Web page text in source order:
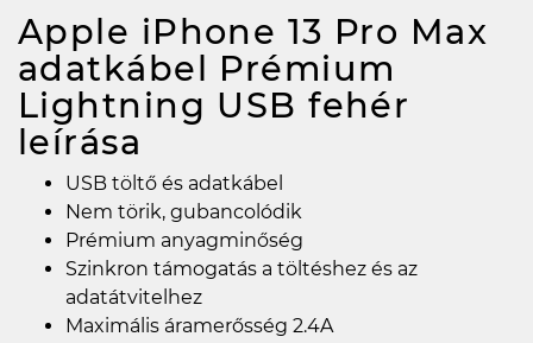
Apple iPhone 13 Pro Max
adatkábel Prémium
Lightning USB fehér
leírása
USB töltő és adatkábel
Nem törik, gubancolódik
Prémium anyagminőség
Szinkron támogatás a töltéshez és az
adatátvitelhez
Maximális áramerősség 2.4A